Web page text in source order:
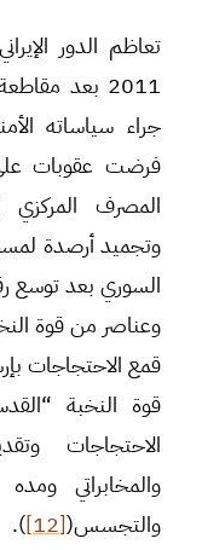
تعاظم الدور
2011 بعد
جراء سياساته
فرضت عقوبات
المصرف المركزي
وتجميد أرصدة
السوري بعد توسع
وعناصر من قوة
قمع الاحتجاجات
قوة النخبة
الاحتجاجات
والمخابراتي
والتجسس([12]
).